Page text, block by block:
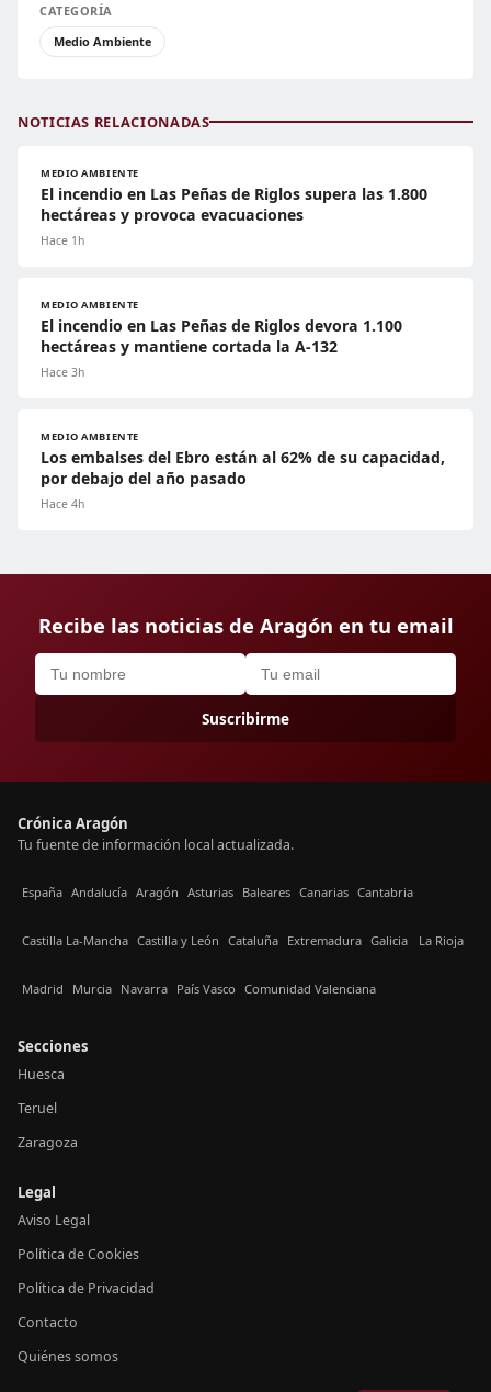
CATEGORÍA
Medio Ambiente
NOTICIAS RELACIONADAS
MEDIO AMBIENTE
El incendio en Las Peñas de Riglos supera las 1.800
hectáreas y provoca evacuaciones
Hace 1h
MEDIO AMBIENTE
El incendio en Las Peñas de Riglos devora 1.100
hectáreas y mantiene cortada la A-132
Hace 3h
MEDIO AMBIENTE
Los embalses del Ebro están al 62% de su capacidad,
por debajo del año pasado
Hace 4h
Recibe las noticias de Aragón en tu email
Suscribirme
Crónica Aragón
Tu fuente de información local actualizada.
España Andalucía Aragón Asturias Baleares Canarias Cantabria
Castilla La-Mancha Castilla y León Cataluña Extremadura Galicia La Rioja
Madrid Murcia Navarra País Vasco Comunidad Valenciana
Secciones
Huesca
Teruel
Zaragoza
Legal
Aviso Legal
Política de Cookies
Política de Privacidad
Contacto
Quiénes somos